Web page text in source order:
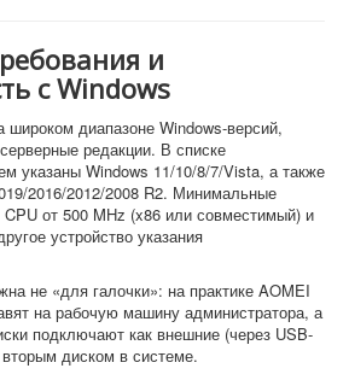
и
с Windows
широком диапазоне Windows-версий,
редакции. В списке
указаны Windows 11/10/8/7/Vista, а также
2016/2012/2008 R2. Минимальные
от 500 MHz (x86 или совместимый) и
устройство указания
не «для галочки»: на практике AOMEI
на рабочую машину администратора, а
подключают как внешние (через USB-
диском в системе.